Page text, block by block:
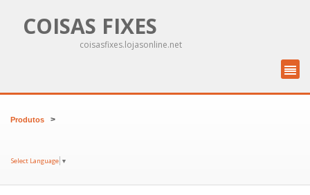
COISAS FIXES
coisasfixes.lojasonline.net
Produtos >
Select Language ▼